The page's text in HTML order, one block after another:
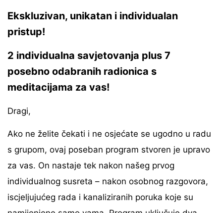
Ekskluzivan, unikatan i individualan
pristup!
2 individualna savjetovanja plus 7
posebno odabranih radionica s
meditacijama za vas!
Dragi,
Ako ne želite čekati i ne osjećate se ugodno u radu
s grupom, ovaj poseban program stvoren je upravo
za vas. On nastaje tek nakon našeg prvog
individualnog susreta – nakon osobnog razgovora,
iscjeljujućeg rada i kanaliziranih poruka koje su